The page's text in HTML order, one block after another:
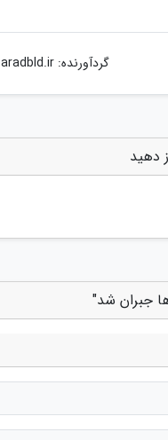
گردآورنده:aradbld.ir
دهید
جبران شد"